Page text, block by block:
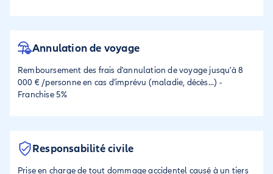
Annulation de voyage
Remboursement des frais d'annulation de voyage jusqu'à 8
000 € /personne en cas d'imprévu (maladie, décès...) -
Franchise 5%
Responsabilité civile
Prise en charge de tout dommage accidentel causé à un tiers